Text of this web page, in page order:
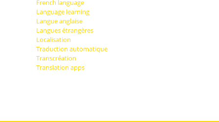
French language
Language learning
Langue anglaise
Langues étrangères
Localisation
Traduction automatique
Transcréation
Translation apps